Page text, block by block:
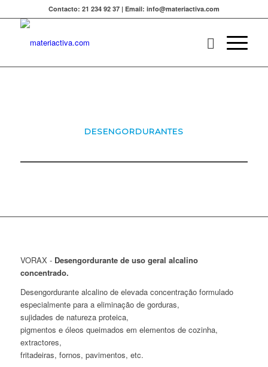
Contacto: 21 234 92 37 | Email: info@materiactiva.com
DESENGORDURANTES
VORAX - Desengordurante de uso geral alcalino
concentrado.
Desengordurante alcalino de elevada concentração formulado
especialmente para a eliminação de gorduras,
sujidades de natureza proteica,
pigmentos e óleos queimados em elementos de cozinha,
extractores,
fritadeiras, fornos, pavimentos, etc.